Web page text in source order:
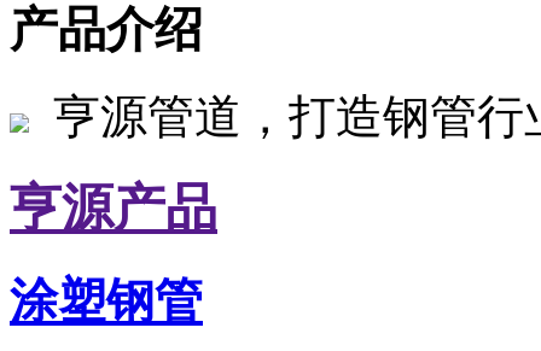
产品介绍
亨源管道，打造钢管
亨源产品
涂塑钢管